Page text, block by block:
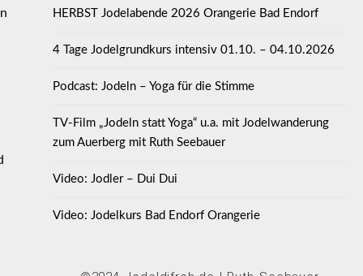
HERBST Jodelabende 2026 Orangerie Bad Endorf
4 Tage Jodelgrundkurs intensiv 01.10. – 04.10.2026
Podcast: Jodeln – Yoga für die Stimme
TV-Film „Jodeln statt Yoga“ u.a. mit Jodelwanderung
zum Auerberg mit Ruth Seebauer
Video: Jodler – Dui Dui
Video: Jodelkurs Bad Endorf Orangerie